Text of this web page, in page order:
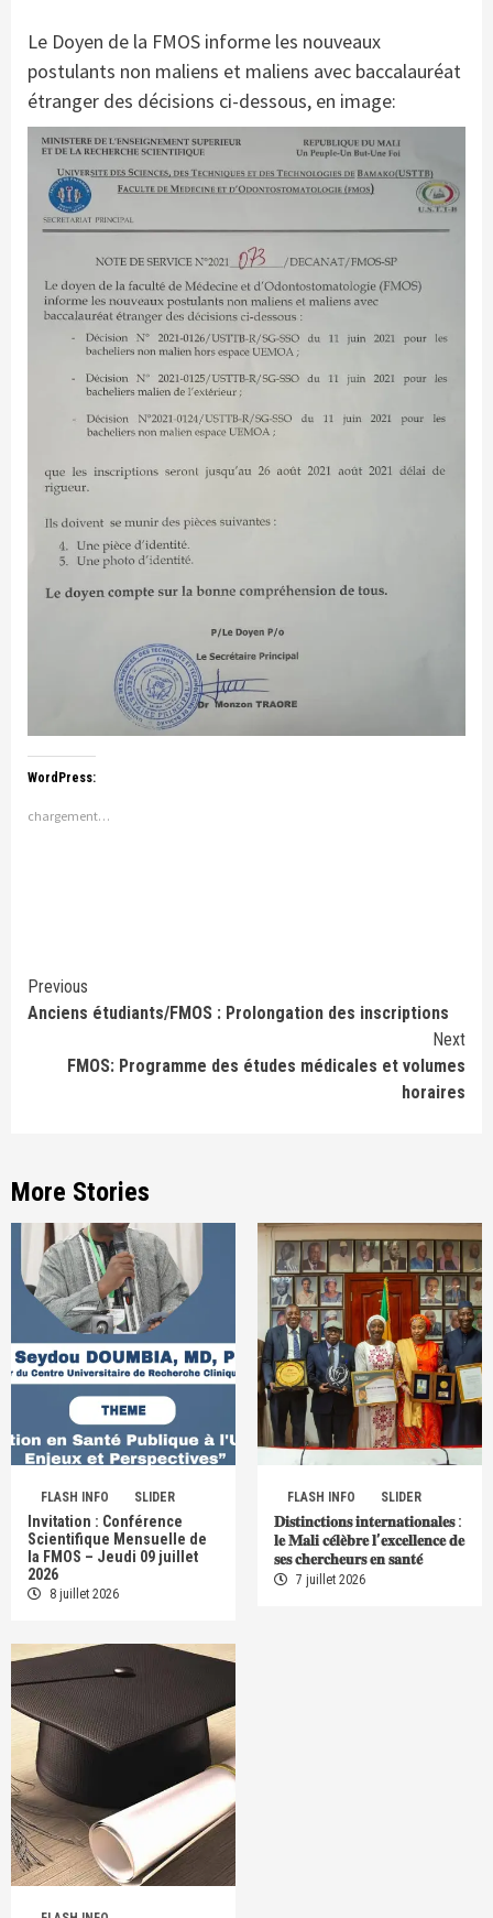
Le Doyen de la FMOS informe les nouveaux
postulants non maliens et maliens avec baccalauréat
étranger des décisions ci-dessous, en image:
WordPress:
chargement…
Continue
Reading
Previous
Anciens étudiants/FMOS : Prolongation des inscriptions
Next
FMOS: Programme des études médicales et volumes
horaires
More Stories
FLASH INFO SLIDER
Invitation : Conférence
Scientifique Mensuelle de
la FMOS – Jeudi 09 juillet
2026
8 juillet 2026
FLASH INFO SLIDER
𝐃𝐢𝐬𝐭𝐢𝐧𝐜𝐭𝐢𝐨𝐧𝐬 𝐢𝐧𝐭𝐞𝐫𝐧𝐚𝐭𝐢𝐨𝐧𝐚𝐥𝐞𝐬 :
𝐥𝐞 𝐌𝐚𝐥𝐢 𝐜𝐞́𝐥𝐞̀𝐛𝐫𝐞 𝐥’𝐞𝐱𝐜𝐞𝐥𝐥𝐞𝐧𝐜𝐞 𝐝𝐞
𝐬𝐞𝐬 𝐜𝐡𝐞𝐫𝐜𝐡𝐞𝐮𝐫𝐬 𝐞𝐧 𝐬𝐚𝐧𝐭𝐞́
7 juillet 2026